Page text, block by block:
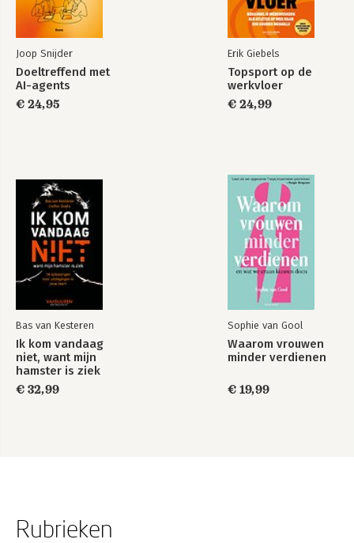
Joop Snijder
Doeltreffend met
AI-agents
€ 24,95
Erik Giebels
Topsport op de
werkvloer
€ 24,99
Bas van Kesteren
Ik kom vandaag
niet, want mijn
hamster is ziek
€ 32,99
Sophie van Gool
Waarom vrouwen
minder verdienen
€ 19,99
Rubrieken